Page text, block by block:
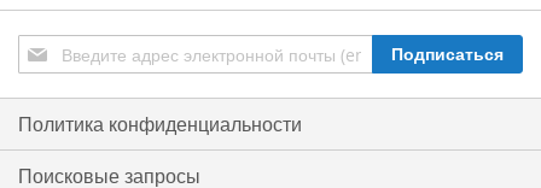
Подписаться
на
нашу
рассылку:
Подписаться
Политика конфиденциальности
Поисковые запросы